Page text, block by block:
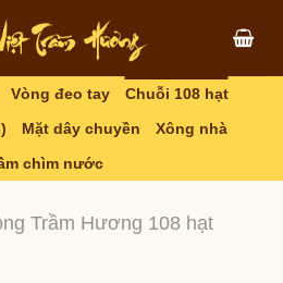
Vòng đeo tay
Chuỗi 108 hạt
Mặt dây chuyền
Xông nhà
chìm nước
Trầm Hương 108 hạt